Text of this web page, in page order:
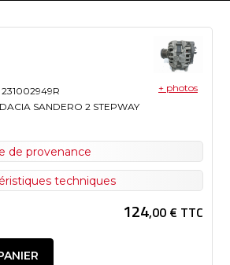
231002949R
DACIA SANDERO 2 STEPWAY
+ photos
de provenance
techniques
124,00 € TTC